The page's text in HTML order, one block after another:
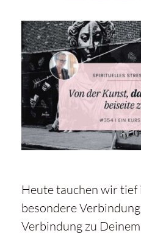
Heute tauchen wir tief
besondere
Verbindung zu